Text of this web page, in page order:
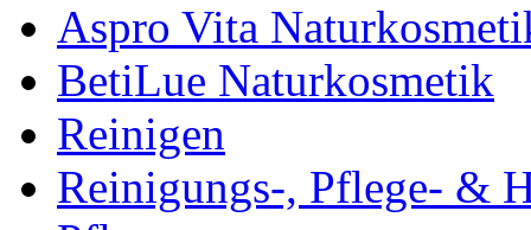
Aspro Vita
BetiLue Naturkosmetik
Reinigen
Reinigungs-, Pflege- &